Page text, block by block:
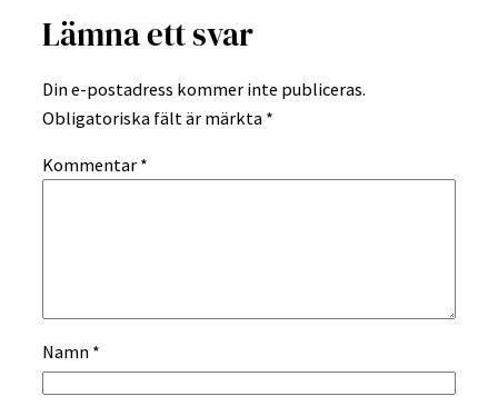
Lämna ett svar
Din e-postadress kommer inte publiceras.
Obligatoriska fält är märkta *
Kommentar *
Namn *